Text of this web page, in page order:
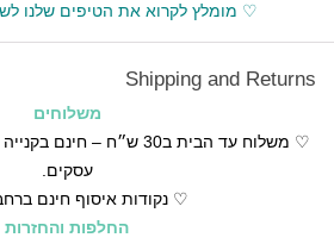
♡ מומלץ לקרוא את הטיפים שלנו
Shipping and Returns
משלוחים
עסקים.
♡ נקודות איסוף חינם
החלפות והחזרות